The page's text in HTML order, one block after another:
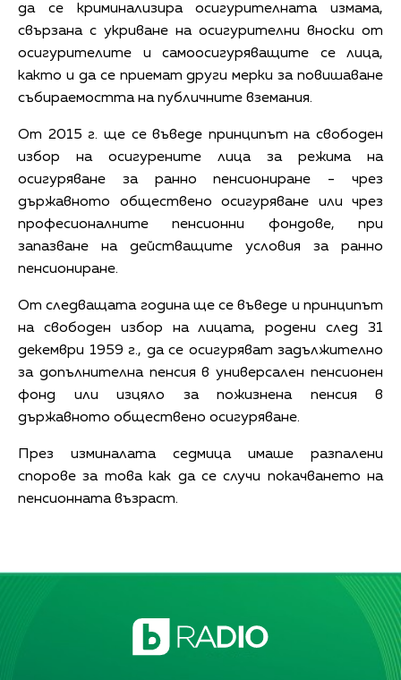
да се криминализира осигурителната измама,
свързана с укриване на осигурителни вноски от
осигурителите и самоосигуряващите се лица,
както и да се приемат други мерки за повишаване
събираемостта на публичните вземания.
От 2015 г. ще се въведе принципът на свободен
избор на осигурените лица за режима на
осигуряване за ранно пенсиониране - чрез
държавното обществено осигуряване или чрез
професионалните пенсионни фондове, при
запазване на действащите условия за ранно
пенсиониране.
От следващата година ще се въведе и принципът
на свободен избор на лицата, родени след 31
декември 1959 г., да се осигуряват задължително
за допълнителна пенсия в универсален пенсионен
фонд или изцяло за пожизнена пенсия в
държавното обществено осигуряване.
През изминалата седмица имаше разпалени
спорове за това как да се случи покачването на
пенсионната възраст.